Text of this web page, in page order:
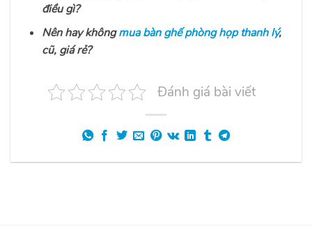
điều gì?
Nên hay khôngmua bàn ghế phòng họp thanh lý,
cũ, giá rẻ?
Đánh giá bài viết